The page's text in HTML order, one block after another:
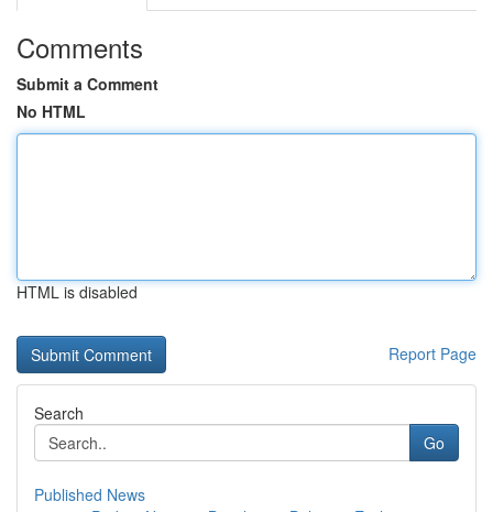
Comments
Submit a Comment
No HTML
HTML is disabled
Report Page
Search
Go
Published News